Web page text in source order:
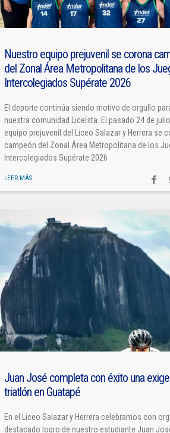
Nuestro equipo prejuvenil se corona
del Zonal Área Metropolitana de los
Intercolegiados Supérate 2026
El deporte continúa siendo motivo de orgullo
nuestra comunidad Liceísta. El pasado 24 de
equipo prejuvenil del Liceo Salazar y Herrera se
campeón del Zonal Área Metropolitana de los
Intercolegiados Supérate 2026
LEER MÁS
Juan José completa con éxito una
triatlón en Guatapé
En el Liceo Salazar y Herrera celebramos con
destacado logro de nuestro estudiante Juan